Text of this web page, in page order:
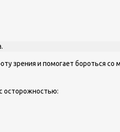
зрения и помогает бороться со
осторожностью: